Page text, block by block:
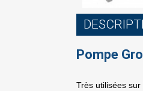
Pompe
Très utilisées